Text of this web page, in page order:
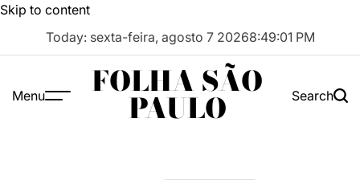
Skip to content
Today: sexta-feira, agosto 7 20268:49:02 PM
Menu FOLHA SÃO
PAULO Search